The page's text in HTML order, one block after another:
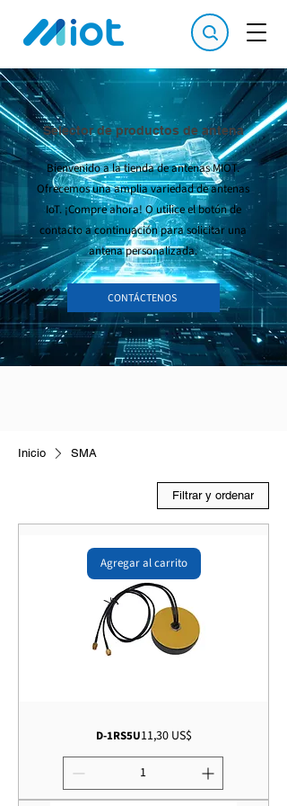
Selector de productos de antena
Bienvenido a la tienda de antenas MIOT.
Ofrecemos una amplia variedad de antenas
IoT. ¡Compre ahora! O utilice el botón de
contacto a continuación para solicitar una
antena personalizada.
CONTÁCTENOS
Inicio SMA
Filtrar y ordenar
Agregar al carrito
D-1RS5UPrecio
11,30 US$